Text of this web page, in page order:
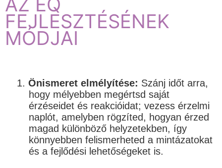
AZ EQ
FEJLESZTÉSÉNEK
MÓDJAI
1. Önismeret elmélyítése: Szánj időt arra,
hogy mélyebben megértsd saját
érzéseidet és reakcióidat; vezess érzelmi
naplót, amelyben rögzíted, hogyan érzed
magad különböző helyzetekben, így
könnyebben felismerheted a mintázatokat
és a fejlődési lehetőségeket is.